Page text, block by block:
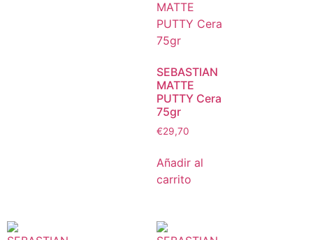
SEBASTIAN
MATTE
PUTTY Cera
75gr
€29,70
Añadir al
carrito